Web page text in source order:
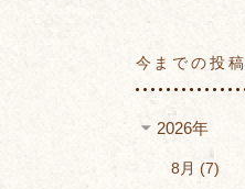
今までの投稿
2026年
8月
7